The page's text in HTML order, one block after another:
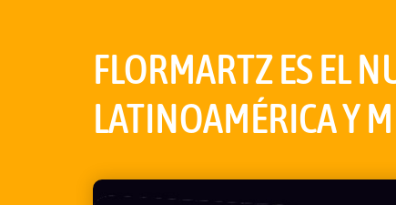
FLORMARTZ ES EL
LATINOAMÉRICA Y